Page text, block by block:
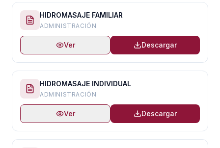
HIDROMASAJE FAMILIAR
ADMINISTRACIÓN
Ver Descargar
HIDROMASAJE INDIVIDUAL
ADMINISTRACIÓN
Ver Descargar